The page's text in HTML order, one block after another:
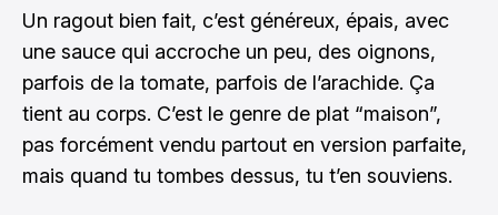
Un ragout bien fait, c’est généreux, épais, avec
une sauce qui accroche un peu, des oignons,
parfois de la tomate, parfois de l’arachide. Ça
tient au corps. C’est le genre de plat “maison”,
pas forcément vendu partout en version parfaite,
mais quand tu tombes dessus, tu t’en souviens.